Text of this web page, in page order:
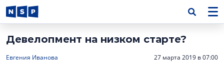
Девелопмент на низком старте?
Евгения Иванова 27 марта 2019 в 07:00